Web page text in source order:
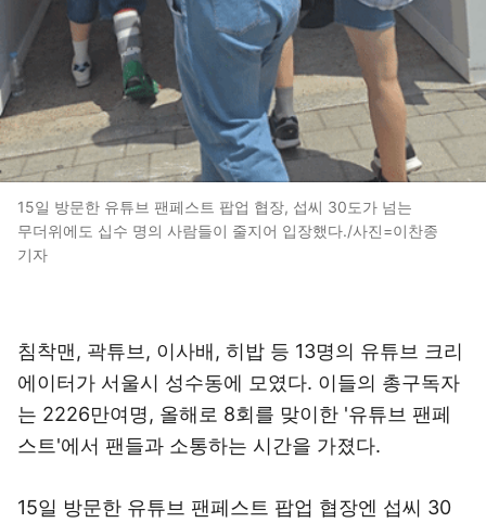
15일 방문한 유튜브 팬페스트 팝업 협장, 섭씨 30도가 넘는
무더위에도 십수 명의 사람들이 줄지어 입장했다./사진=이찬종
기자
침착맨, 곽튜브, 이사배, 히밥 등 13명의 유튜브 크리
에이터가 서울시 성수동에 모였다. 이들의 총구독자
는 2226만여명, 올해로 8회를 맞이한 '유튜브 팬페
스트'에서 팬들과 소통하는 시간을 가졌다.
15일 방문한 유튜브 팬페스트 팝업 협장엔 섭씨 30